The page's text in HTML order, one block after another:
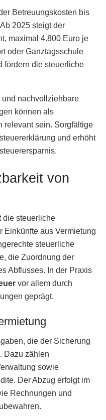
Betreuungskosten bis
2025 steigt der
maximal 4.800 Euro je
oder Ganztagsschule
fördern die steuerliche
nachvollziehbare
können als
relevant sein. Sorgfältige
und erhöht
von
die steuerliche
Einkünfte aus Vermietung
steuerliche
die Zuordnung der
Abflusses. In der Praxis
vor allem durch
geprägt.
die der Sicherung
Dazu zählen
sowie
Der Abzug erfolgt im
Rechnungen und